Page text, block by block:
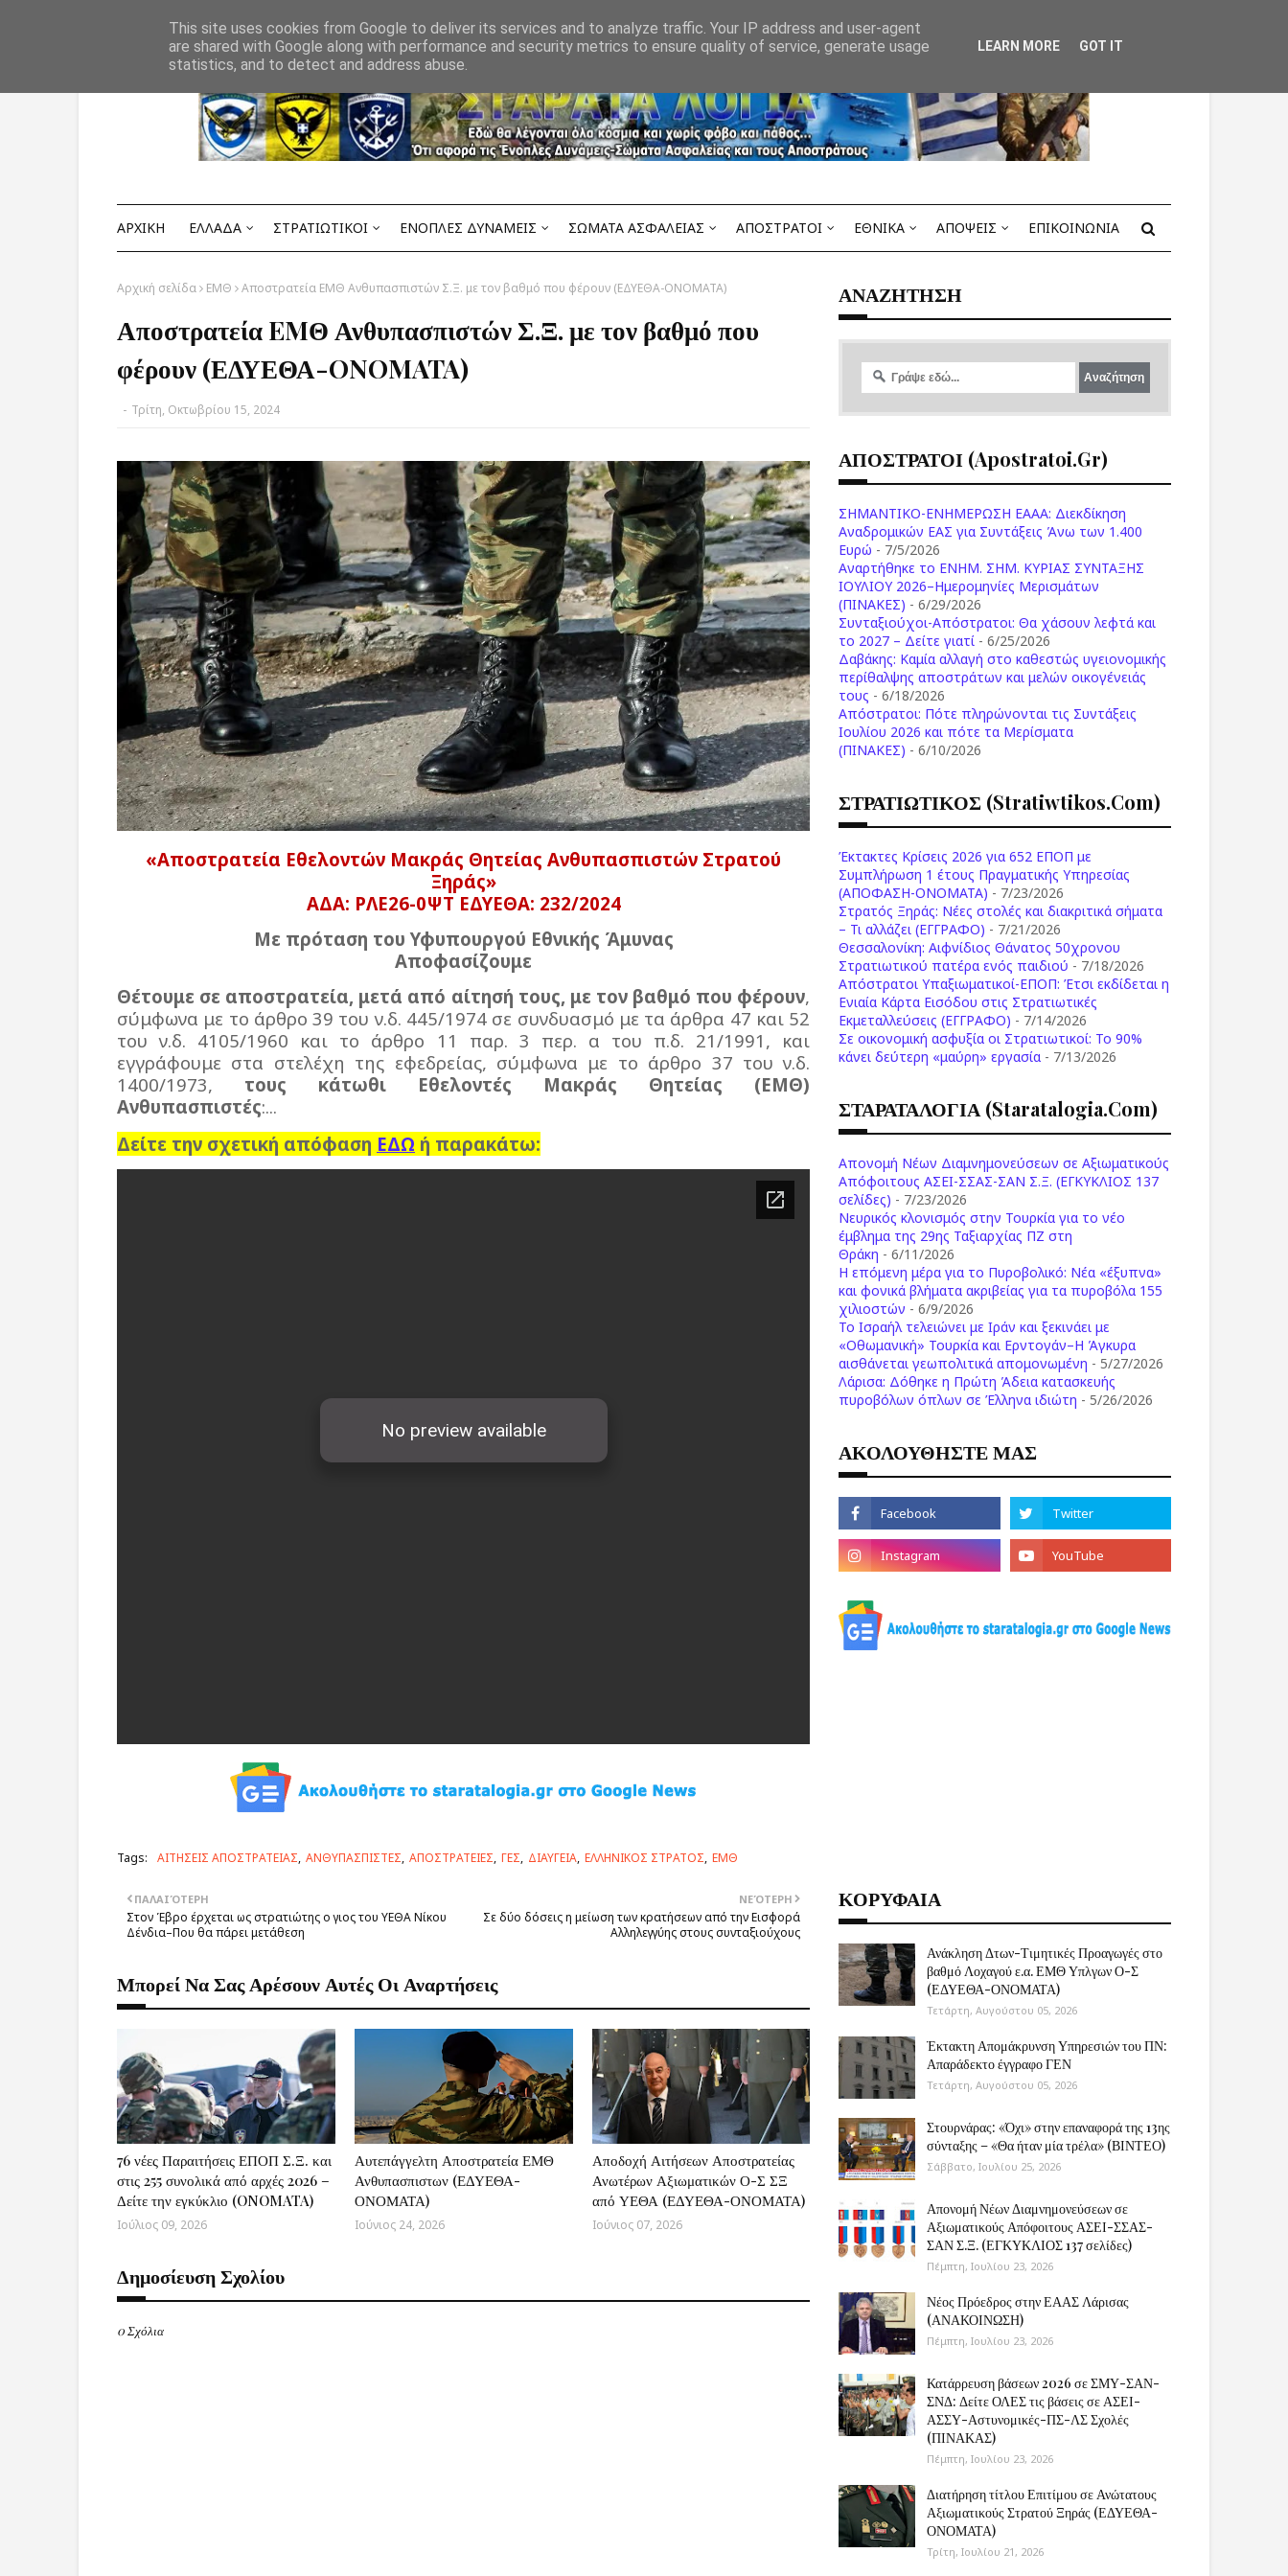
ΑΡΧΙΚΗ ΕΛΛΑΔΑ ΣΤΡΑΤΙΩΤΙΚΟΙ ΕΝΟΠΛΕΣ ΔΥΝΑΜΕΙΣ ΣΩΜΑΤΑ ΑΣΦΑΛΕΙΑΣ ΑΠΟΣΤΡΑΤΟΙ ΕΘΝΙΚΑ ΑΠΟΨΕΙΣ ΕΠΙΚΟΙΝΩΝΙΑ
Αρχική σελίδα ΕΜΘ Αποστρατεία EMΘ Ανθυπασπιστών Σ.Ξ. με τον βαθμό που φέρουν (ΕΔΥΕΘΑ-ONOMATA)
Αποστρατεία EMΘ Ανθυπασπιστών Σ.Ξ. με τον βαθμό που
φέρουν (ΕΔΥΕΘΑ-ONOMATA)
- Τρίτη, Οκτωβρίου 15, 2024
«Αποστρατεία Εθελοντών Μακράς Θητείας Ανθυπασπιστών Στρατού
Ξηράς»
ΑΔΑ: ΡΛΕ26-0ΨΤ ΕΔΥΕΘΑ: 232/2024
Με πρόταση του Υφυπουργού Εθνικής Άμυνας
Αποφασίζουμε
Θέτουμε σε αποστρατεία, μετά από αίτησή τους, με τον βαθμό που φέρουν,
σύμφωνα με το άρθρο 39 του ν.δ. 445/1974 σε συνδυασμό με τα άρθρα 47 και 52
του ν.δ. 4105/1960 και το άρθρο 11 παρ. 3 περ. α του π.δ. 21/1991, και
εγγράφουμε στα στελέχη της εφεδρείας, σύμφωνα με το άρθρο 37 του ν.δ.
1400/1973, τους κάτωθι Εθελοντές Μακράς Θητείας (ΕΜΘ)
Ανθυπασπιστές:...
Δείτε την σχετική απόφαση ΕΔΩ ή παρακάτω:
Tags: ΑΙΤΗΣΕΙΣ ΑΠΟΣΤΡΑΤΕΙΑΣ ΑΝΘΥΠΑΣΠΙΣΤΕΣ ΑΠΟΣΤΡΑΤΕΙΕΣ ΓΕΣ ΔΙΑΥΓΕΙΑ ΕΛΛΗΝΙΚΟΣ ΣΤΡΑΤΟΣ ΕΜΘ
ΝΕΌΤΕΡΗ
Σε δύο δόσεις η μείωση των κρατήσεων από την Εισφορά
Αλληλεγγύης στους συνταξιούχους
ΠΑΛΑΙΌΤΕΡΗ
Στον Έβρο έρχεται ως στρατιώτης ο γιος του ΥΕΘΑ Νίκου
Δένδια–Που θα πάρει μετάθεση
Μπορεί Να Σας Αρέσουν Αυτές Οι Αναρτήσεις
76 νέες Παραιτήσεις ΕΠΟΠ Σ.Ξ. και
στις 255 συνολικά από αρχές 2026 –
Δείτε την εγκύκλιο (ONOMATA)
Ιούλιος 09, 2026
Αυτεπάγγελτη Αποστρατεία ΕΜΘ
Ανθυπασπιστων (ΕΔΥΕΘΑ-
ΟΝΟΜΑΤΑ)
Ιούνιος 24, 2026
Αποδοχή Αιτήσεων Αποστρατείας
Ανωτέρων Αξιωματικών Ο-Σ ΣΞ
από ΥΕΘΑ (ΕΔΥΕΘΑ-ΟΝΟΜΑΤΑ)
Ιούνιος 07, 2026
Δημοσίευση Σχολίου
0 Σχόλια
ΑΝΑΖΗΤΗΣΗ
ΑΠΟΣΤΡΑΤΟΙ (apostratoi.gr)
ΣΗΜΑΝΤΙΚΟ-ΕΝΗΜΕΡΩΣΗ ΕΑΑΑ: Διεκδίκηση
Αναδρομικών ΕΑΣ για Συντάξεις Άνω των 1.400
Ευρώ - 7/5/2026
Aναρτήθηκε το ENHM. ΣΗΜ. ΚΥΡΙΑΣ ΣΥΝΤΑΞΗΣ
ΙΟΥΛΙΟΥ 2026–Ημερομηνίες Μερισμάτων
(ΠΙΝΑΚΕΣ) - 6/29/2026
Συνταξιούχοι-Απόστρατοι: Θα χάσουν λεφτά και
το 2027 – Δείτε γιατί - 6/25/2026
Δαβάκης: Καμία αλλαγή στο καθεστώς υγειονομικής
περίθαλψης αποστράτων και μελών οικογένειάς
τους - 6/18/2026
Aπόστρατοι: Πότε πληρώνονται τις Συντάξεις
Ιουλίου 2026 και πότε τα Μερίσματα
(ΠΙΝΑΚΕΣ) - 6/10/2026
ΣΤΡΑΤΙΩΤΙΚΟΣ (stratiwtikos.com)
Έκτακτες Κρίσεις 2026 για 652 ΕΠΟΠ με
Συμπλήρωση 1 έτους Πραγματικής Υπηρεσίας
(ΑΠΟΦΑΣΗ-ONOMATA) - 7/23/2026
Στρατός Ξηράς: Νέες στολές και διακριτικά σήματα
– Τι αλλάζει (ΕΓΓΡΑΦΟ) - 7/21/2026
Θεσσαλονίκη: Αιφνίδιος Θάνατος 50χρονου
Στρατιωτικού πατέρα ενός παιδιού - 7/18/2026
Απόστρατοι Υπαξιωματικοί-ΕΠΟΠ: Έτσι εκδίδεται η
Ενιαία Κάρτα Εισόδου στις Στρατιωτικές
Εκμεταλλεύσεις (ΕΓΓΡΑΦΟ) - 7/14/2026
Σε οικονομική ασφυξία οι Στρατιωτικοί: Το 90%
κάνει δεύτερη «μαύρη» εργασία - 7/13/2026
ΣΤΑΡΑΤΑΛΟΓΙΑ (staratalogia.com)
Απονομή Νέων Διαμνημονεύσεων σε Αξιωματικούς
Απόφοιτους ΑΣΕΙ-ΣΣΑΣ-ΣΑΝ Σ.Ξ. (ΕΓΚΥΚΛΙΟΣ 137
σελίδες) - 7/23/2026
Νευρικός κλονισμός στην Τουρκία για το νέο
έμβλημα της 29ης Ταξιαρχίας ΠΖ στη
Θράκη - 6/11/2026
Η επόμενη μέρα για το Πυροβολικό: Νέα «έξυπνα»
και φονικά βλήματα ακριβείας για τα πυροβόλα 155
χιλιοστών - 6/9/2026
Το Ισραήλ τελειώνει με Ιράν και ξεκινάει με
«Οθωμανική» Τουρκία και Ερντογάν–Η Άγκυρα
αισθάνεται γεωπολιτικά απομονωμένη - 5/27/2026
Λάρισα: Δόθηκε η Πρώτη Άδεια κατασκευής
πυροβόλων όπλων σε Έλληνα ιδιώτη - 5/26/2026
ΑΚΟΛΟΥΘΗΣΤΕ ΜΑΣ
ΚΟΡΥΦΑΙΑ
Ανάκληση Δτων-Τιμητικές Προαγωγές στο
βαθμό Λοχαγού ε.α. ΕΜΘ Υπλγων Ο-Σ
(ΕΔΥΕΘΑ-ΟΝΟΜΑΤΑ)
Τετάρτη, Αυγούστου 05, 2026
Έκτακτη Απομάκρυνση Υπηρεσιών του ΠΝ:
Απαράδεκτο έγγραφο ΓΕΝ
Τετάρτη, Αυγούστου 05, 2026
Στουρνάρας: «Όχι» στην επαναφορά της 13ης
σύνταξης – «Θα ήταν μία τρέλα» (ΒΙΝΤΕΟ)
Σάββατο, Ιουλίου 25, 2026
Απονομή Νέων Διαμνημονεύσεων σε
Αξιωματικούς Απόφοιτους ΑΣΕΙ-ΣΣΑΣ-
ΣΑΝ Σ.Ξ. (ΕΓΚΥΚΛΙΟΣ 137 σελίδες)
Πέμπτη, Ιουλίου 23, 2026
Νέος Πρόεδρος στην ΕΑΑΣ Λάρισας
(ΑΝΑΚΟΙΝΩΣΗ)
Πέμπτη, Ιουλίου 23, 2026
Κατάρρευση βάσεων 2026 σε ΣΜΥ-ΣΑΝ-
ΣΝΔ: Δείτε ΟΛΕΣ τις βάσεις σε ΑΣΕΙ-
ΑΣΣΥ-Αστυνομικές-ΠΣ-ΛΣ Σχολές
(ΠΙΝΑΚΑΣ)
Πέμπτη, Ιουλίου 23, 2026
Διατήρηση τίτλου Επιτίμου σε Ανώτατους
Αξιωματικούς Στρατού Ξηράς (ΕΔΥΕΘΑ-
ΟΝΟΜΑΤΑ)
Τρίτη, Ιουλίου 21, 2026
This site uses cookies from Google to deliver its services and to analyze traffic. Your IP address and user-agent
are shared with Google along with performance and security metrics to ensure quality of service, generate usage
statistics, and to detect and address abuse.
LEARN MORE GOT IT